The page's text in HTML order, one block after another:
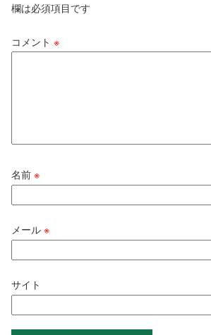
欄は必須項目です
コメント ※
名前※
メール※
サイト